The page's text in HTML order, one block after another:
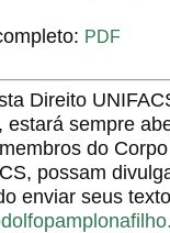
PDF
Direito
estará sempre
do
possam
enviar seus